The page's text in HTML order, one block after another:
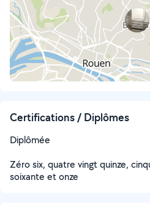
Certifications / Diplômes
Diplômée
Zéro six, quatre vingt quinze,
soixante et onze